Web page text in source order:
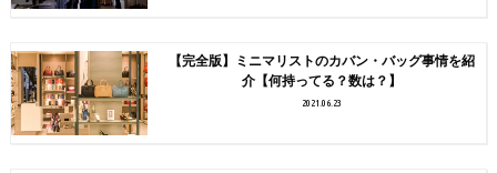
【完全版】ミニマリストのカバン・バッグ事情を紹
介【何持ってる？数は？】
2021.06.23